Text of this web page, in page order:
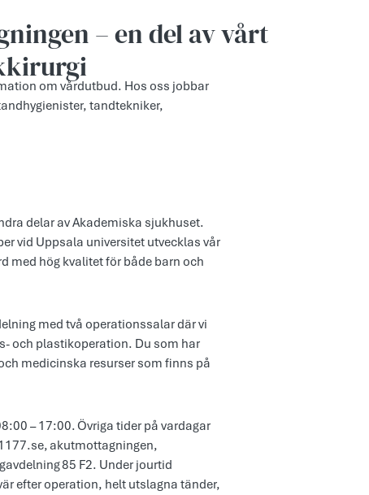
– en del av vårt
om vårdutbud. Hos oss jobbar
tandtekniker,
delar av Akademiska sjukhuset.
vid Uppsala universitet utvecklas vår
med hög kvalitet för både barn och
med två operationssalar där vi
och plastikoperation. Du som har
medicinska resurser som finns på
– 17:00. Övriga tider på vardagar
akutmottagningen,
85 F2. Under jourtid
efter operation, helt utslagna tänder,